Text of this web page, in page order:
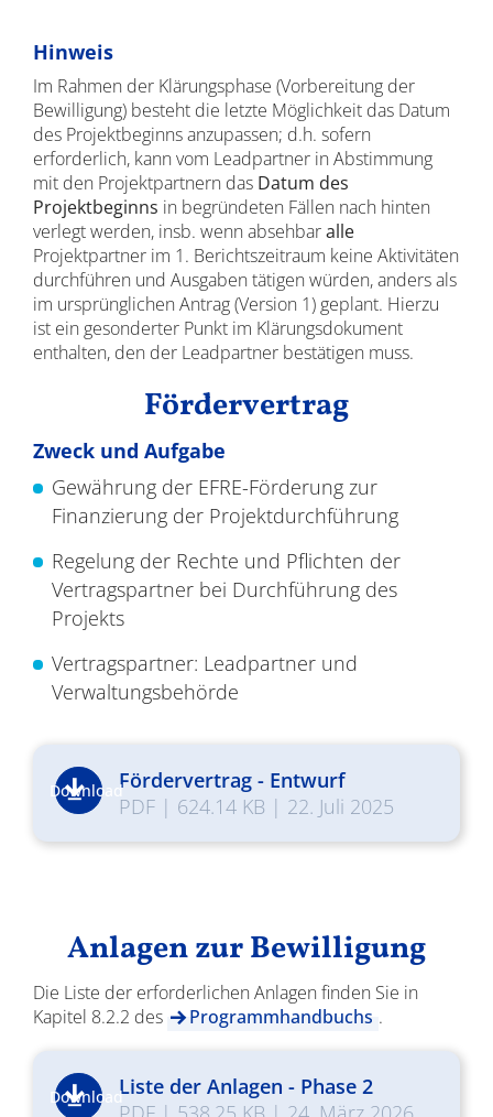
Hinweis
Im Rahmen der Klärungsphase (Vorbereitung der
Bewilligung) besteht die letzte Möglichkeit das Datum
des Projektbeginns anzupassen; d.h. sofern
erforderlich, kann vom Leadpartner in Abstimmung
mit den Projektpartnern das Datum des
Projektbeginns in begründeten Fällen nach hinten
verlegt werden, insb. wenn absehbaralle
Projektpartner im 1. Berichtszeitraum keine Aktivitäten
durchführen und Ausgaben tätigen würden, anders als
im ursprünglichen Antrag (Version 1) geplant. Hierzu
ist ein gesonderter Punkt im Klärungsdokument
enthalten, den der Leadpartner bestätigen muss.
Fördervertrag
Zweck und Aufgabe
Gewährung der EFRE-Förderung zur
Finanzierung der Projektdurchführung
Regelung der Rechte und Pflichten der
Vertragspartner bei Durchführung des
Projekts
Vertragspartner: Leadpartner und
Verwaltungsbehörde
DownloadFördervertrag - Entwurf
PDF| 624.14 KB | 22. Juli 2025
Anlagen zur Bewilligung
Die Liste der erforderlichen Anlagen finden Sie in
Kapitel 8.2.2 des
Programmhandbuchs .
DownloadListe der Anlagen - Phase 2